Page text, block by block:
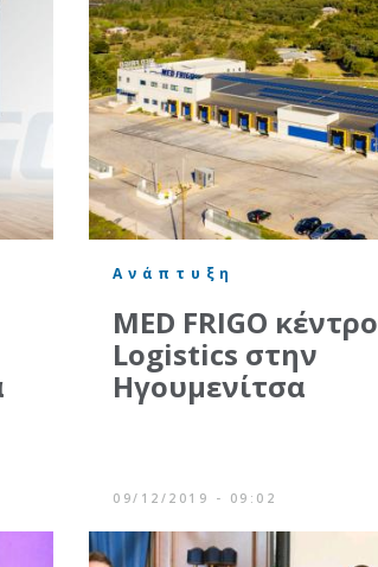
Ανάπτυξη
MED FRIGO κέντρο
Logistics στην
Ηγουμενίτσα
09/12/2019 - 09:02